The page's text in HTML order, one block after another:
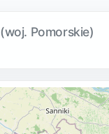
(woj. Pomorskie)